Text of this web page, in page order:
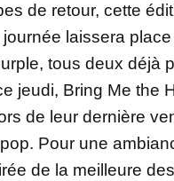
de retour, cette
laissera
tous deux déjà
jeudi, Bring Me the
de leur dernière
Pour une
de la meilleure